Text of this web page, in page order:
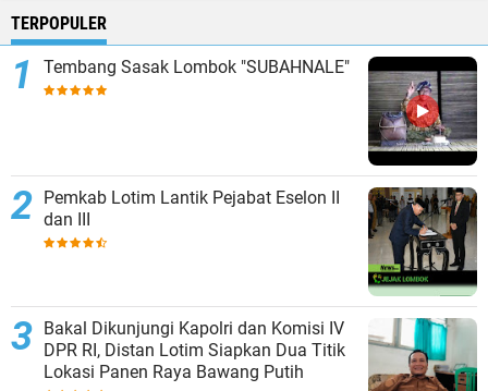
TERPOPULER
Tembang Sasak Lombok "SUBAHNALE"
Pemkab Lotim Lantik Pejabat Eselon II
dan III
Bakal Dikunjungi Kapolri dan Komisi IV
DPR RI, Distan Lotim Siapkan Dua Titik
Lokasi Panen Raya Bawang Putih